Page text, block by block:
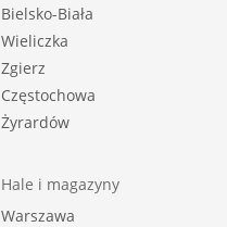
Bielsko-Biała
Wieliczka
Zgierz
Częstochowa
Żyrardów
Hale i magazyny
Warszawa